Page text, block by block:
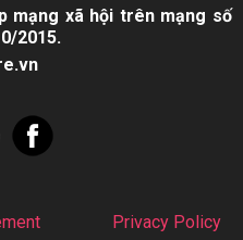
mạng xã hội trên mạng số
2015.
Privacy Policy